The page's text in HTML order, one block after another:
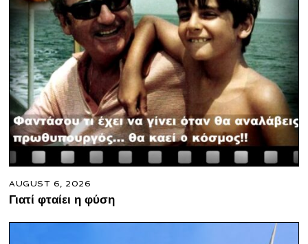
AUGUST 6, 2026
Γιατί φταίει η φύση